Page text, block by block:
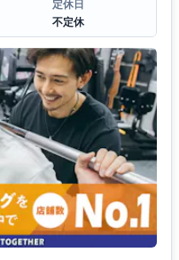
定休日
不定休